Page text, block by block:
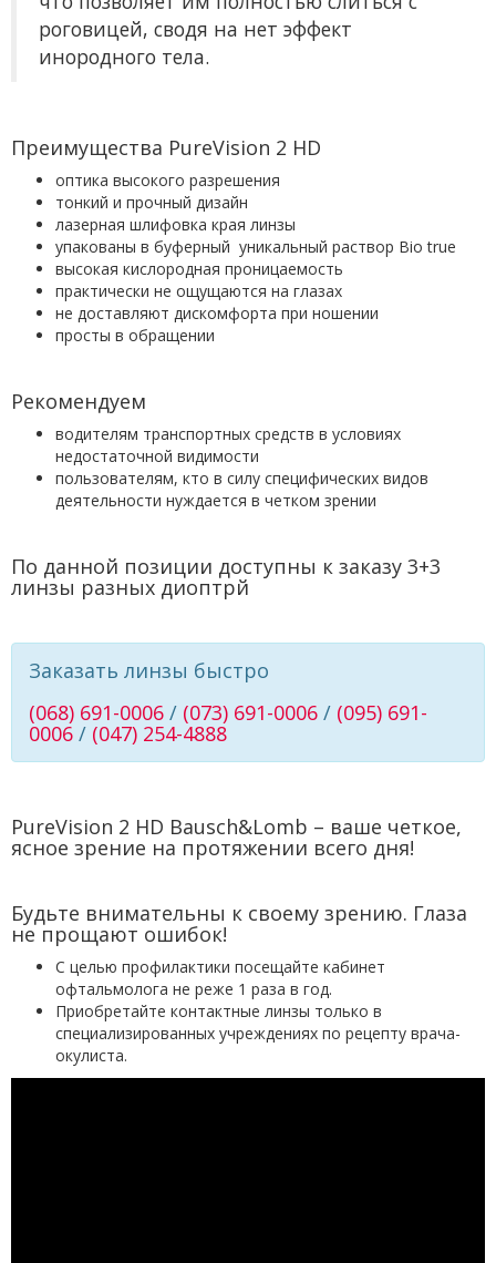
роговицей, сводя на нет эффект
инородного тела.
Преимущества PureVision 2 HD
оптика высокого разрешения
тонкий и прочный дизайн
лазерная шлифовка края линзы
упакованы в буферный уникальный раствор Bio true
высокая кислородная проницаемость
практически не ощущаются на глазах
не доставляют дискомфорта при ношении
просты в обращении
Рекомендуем
водителям транспортных средств в условиях
недостаточной видимости
пользователям, кто в силу специфических видов
деятельности нуждается в четком зрении
По данной позиции доступны к заказу 3+3
линзы разных диоптрй
Заказать линзы быстро
(068) 691-0006 / (073) 691-0006 / (095) 691-
0006 / (047) 254-4888
PureVision 2 HD Bausch&Lomb – ваше четкое,
ясное зрение на протяжении всего дня!
Будьте внимательны к своему зрению. Глаза
не прощают ошибок!
С целью профилактики посещайте кабинет
офтальмолога не реже 1 раза в год.
Приобретайте контактные линзы только в
специализированных учреждениях по рецепту врача-
окулиста.